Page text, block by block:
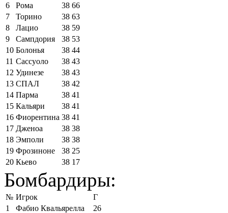
6
Рома 38 66
7
Торино 38 63
8
Лацио 38 59
9
Сампдория 38 53
10 Болонья 38 44
11 Сассуоло 38 43
12 Удинезе 38 43
13 СПАЛ 38 42
14 Парма 38 41
15 Кальяри 38 41
16 Фиорентина 38 41
17 Дженоа 38 38
18 Эмполи 38 38
19 Фрозиноне 38 25
20 Кьево 38 17
Бомбардиры:
№ Игрок
Г
1
Фабио Квальярелла
26